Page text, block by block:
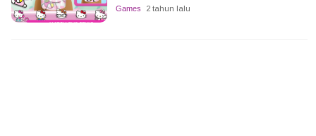
Games 2 tahun lalu